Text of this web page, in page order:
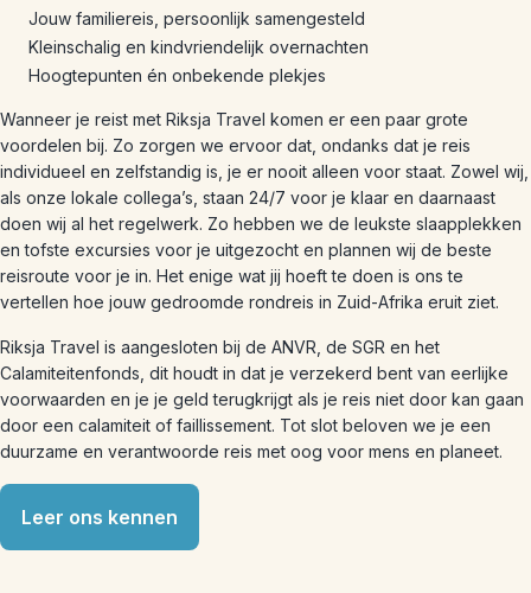
Jouw familiereis, persoonlijk samengesteld
Kleinschalig en kindvriendelijk overnachten
Hoogtepunten én onbekende plekjes
Wanneer je reist met Riksja Travel komen er een paar grote
voordelen bij. Zo zorgen we ervoor dat, ondanks dat je reis
individueel en zelfstandig is, je er nooit alleen voor staat. Zowel wij,
als onze lokale collega’s, staan 24/7 voor je klaar en daarnaast
doen wij al het regelwerk. Zo hebben we de leukste slaapplekken
en tofste excursies voor je uitgezocht en plannen wij de beste
reisroute voor je in. Het enige wat jij hoeft te doen is ons te
vertellen hoe jouw gedroomde rondreis in Zuid-Afrika eruit ziet.
Riksja Travel is aangesloten bij de ANVR, de SGR en het
Calamiteitenfonds, dit houdt in dat je verzekerd bent van eerlijke
voorwaarden en je je geld terugkrijgt als je reis niet door kan gaan
door een calamiteit of faillissement. Tot slot beloven we je een
duurzame en verantwoorde reis met oog voor mens en planeet.
Leer ons kennen